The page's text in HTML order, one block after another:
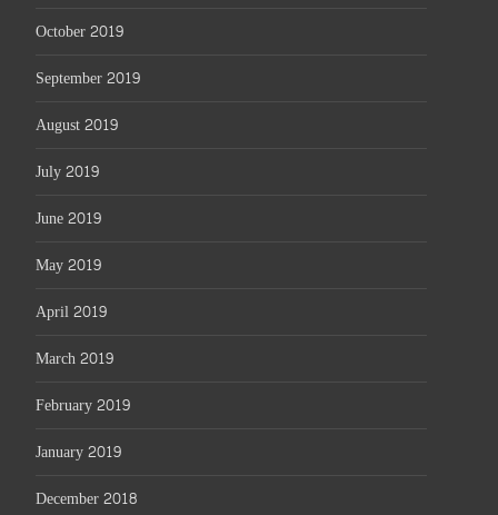
October 2019
September 2019
August 2019
July 2019
June 2019
May 2019
April 2019
March 2019
February 2019
January 2019
December 2018